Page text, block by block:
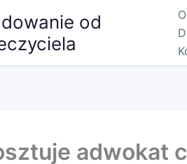
od
adwokat